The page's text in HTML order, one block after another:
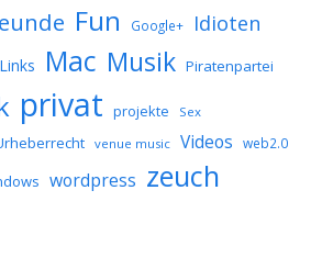
Fun Google+ Idioten
Links Mac Musik Piratenpartei
privat projekte Sex
venue music Videos web2.0
wordpress zeuch